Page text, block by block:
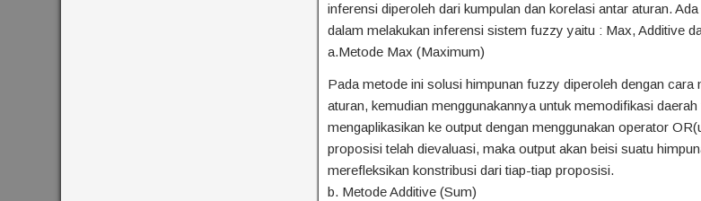
inferensi diperoleh dari kumpulan dan korelasi antar aturan.
dalam melakukan inferensi sistem fuzzy yaitu : Max, Additive
a.Metode Max (Maximum)
Pada metode ini solusi himpunan fuzzy diperoleh dengan cara
aturan, kemudian menggunakannya untuk memodifikasi
mengaplikasikan ke output dengan menggunakan operator
proposisi telah dievaluasi, maka output akan beisi suatu
merefleksikan konstribusi dari tiap-tiap proposisi.
b. Metode Additive (Sum)